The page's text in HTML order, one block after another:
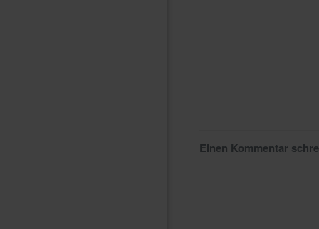
Einen Kommentar